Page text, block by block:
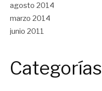
agosto 2014
marzo 2014
junio 2011
Categorías